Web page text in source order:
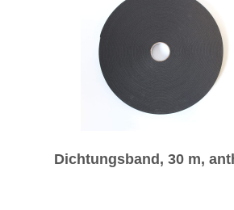
Dichtungsband, 30 m,